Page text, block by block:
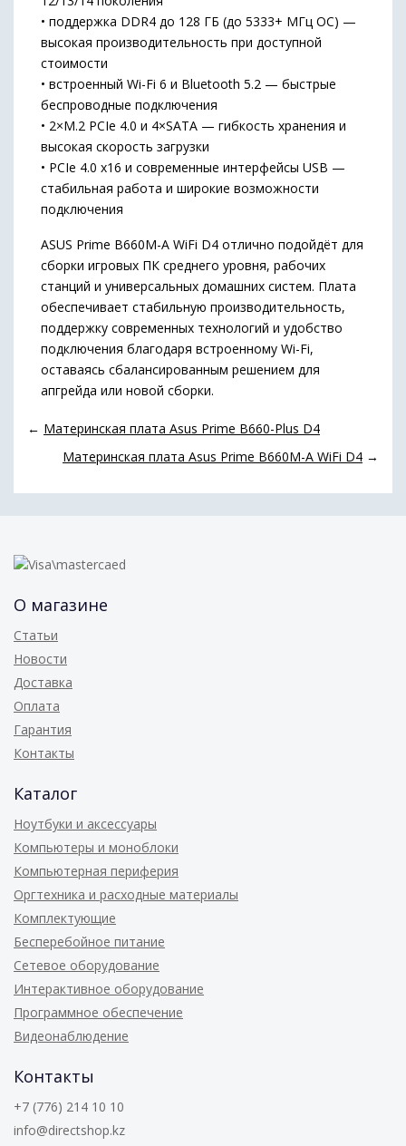
• поддержка DDR4 до 128 ГБ (до 5333+ МГц OC) —
высокая производительность при доступной
стоимости
• встроенный Wi-Fi 6 и Bluetooth 5.2 — быстрые
беспроводные подключения
• 2×M.2 PCIe 4.0 и 4×SATA — гибкость хранения и
высокая скорость загрузки
• PCIe 4.0 x16 и современные интерфейсы USB —
стабильная работа и широкие возможности
подключения
ASUS Prime B660M-A WiFi D4 отлично подойдёт для
сборки игровых ПК среднего уровня, рабочих
станций и универсальных домашних систем. Плата
обеспечивает стабильную производительность,
поддержку современных технологий и удобство
подключения благодаря встроенному Wi-Fi,
оставаясь сбалансированным решением для
апгрейда или новой сборки.
← Материнская плата Asus Prime B660-Plus D4
Материнская плата Asus Prime B660M-A WiFi D4 →
О магазине
Статьи
Новости
Доставка
Оплата
Гарантия
Контакты
Каталог
Ноутбуки и аксессуары
Компьютеры и моноблоки
Компьютерная периферия
Оргтехника и расходные материалы
Комплектующие
Бесперебойное питание
Сетевое оборудование
Интерактивное оборудование
Программное обеспечение
Видеонаблюдение
Контакты
+7 (776) 214 10 10
info@directshop.kz